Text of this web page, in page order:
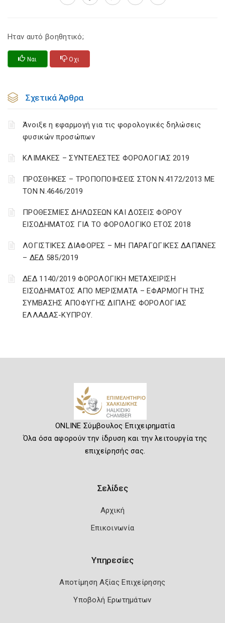
Ηταν αυτό βοηθητικό;
Ναι Οχι
Σχετικά Άρθρα
Άνοιξε η εφαρμογή για τις φορολογικές δηλώσεις
φυσικών προσώπων
ΚΛΙΜΑΚΕΣ – ΣΥΝΤΕΛΕΣΤΕΣ ΦΟΡΟΛΟΓΙΑΣ 2019
ΠΡΟΣΘΗΚΕΣ – ΤΡΟΠΟΠΟΙΗΣΕΙΣ ΣΤΟΝ Ν.4172/2013 ΜΕ
ΤΟΝ Ν.4646/2019
ΠΡΟΘΕΣΜΙΕΣ ΔΗΛΩΣΕΩΝ ΚΑΙ ΔΟΣΕΙΣ ΦΟΡΟΥ
ΕΙΣΟΔΗΜΑΤΟΣ ΓΙΑ ΤΟ ΦΟΡΟΛΟΓΙΚΟ ΕΤΟΣ 2018
ΛΟΓΙΣΤΙΚΈΣ ΔΙΑΦΟΡΈΣ – ΜΗ ΠΑΡΑΓΩΓΙΚΈΣ ΔΑΠΆΝΕΣ
– ΔΕΔ 585/2019
ΔΕΔ 1140/2019 ΦΟΡΟΛΟΓΙΚΗ ΜΕΤΑΧΕΙΡΙΣΗ
ΕΙΣΟΔΗΜΑΤΟΣ ΑΠΟ ΜΕΡΙΣΜΑΤΑ – ΕΦΑΡΜΟΓΗ ΤΗΣ
ΣΥΜΒΑΣΗΣ ΑΠΟΦΥΓΗΣ ΔΙΠΛΗΣ ΦΟΡΟΛΟΓΙΑΣ
ΕΛΛΑΔΑΣ-ΚΥΠΡΟΥ.
ONLINE Σύμβουλος Επιχειρηματία
Όλα όσα αφορούν την ίδρυση και την λειτουργία της
επιχείρησής σας.
Σελίδες
Αρχική
Επικοινωνία
Υπηρεσίες
Αποτίμηση Αξίας Επιχείρησης
Υποβολή Ερωτημάτων